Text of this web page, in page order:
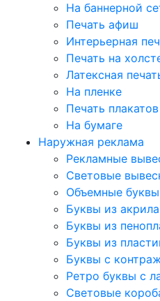
На баннерной
Печать афиш
Интерьерная
Печать на
Латексная
На пленке
Печать плакатов
На бумаге
Наружная реклама
Рекламные
Световые
Объемные буквы
Буквы из акрила
Буквы из
Буквы из
Буквы с
Ретро буквы с
Световые